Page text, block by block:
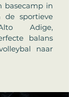
basecamp in
de sportieve
Adige,
balans
naar